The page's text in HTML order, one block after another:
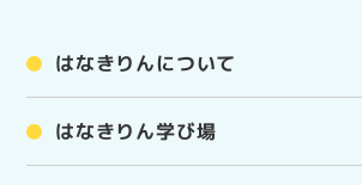
はなきりんについて
はなきりん学び場